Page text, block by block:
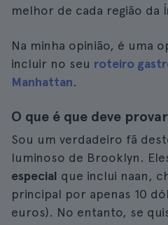
melhor de cada região da
Na minha opinião, é uma
incluir no seu roteiro
Manhattan.
O que é que deve
Sou um verdadeiro fã
luminoso de Brooklyn.
especial que inclui naan,
principal por apenas 10
euros). No entanto, se